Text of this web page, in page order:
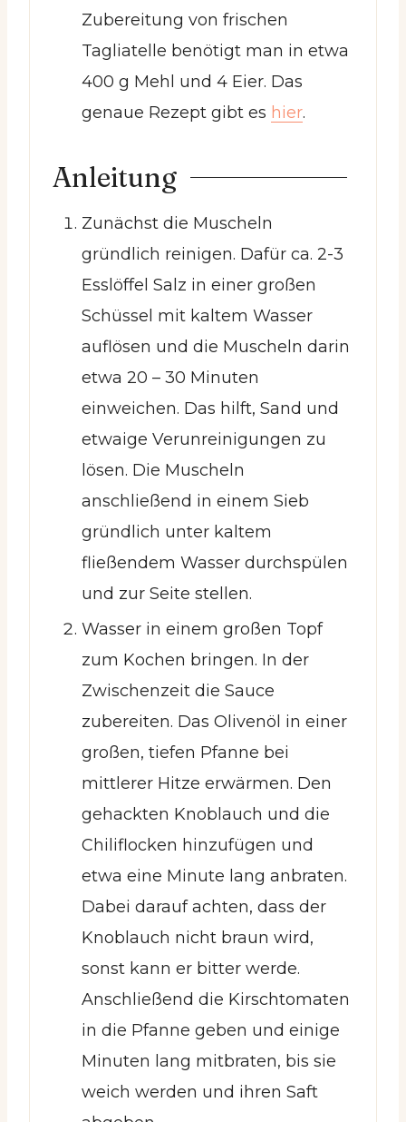
Zubereitung von frischen
Tagliatelle benötigt man in etwa
400 g Mehl und 4 Eier. Das
genaue Rezept gibt es hier.
Anleitung
Zunächst die Muscheln
gründlich reinigen. Dafür ca. 2-3
Esslöffel Salz in einer großen
Schüssel mit kaltem Wasser
auflösen und die Muscheln darin
etwa 20 – 30 Minuten
einweichen. Das hilft, Sand und
etwaige Verunreinigungen zu
lösen. Die Muscheln
anschließend in einem Sieb
gründlich unter kaltem
fließendem Wasser durchspülen
und zur Seite stellen.
Wasser in einem großen Topf
zum Kochen bringen. In der
Zwischenzeit die Sauce
zubereiten. Das Olivenöl in einer
großen, tiefen Pfanne bei
mittlerer Hitze erwärmen. Den
gehackten Knoblauch und die
Chiliflocken hinzufügen und
etwa eine Minute lang anbraten.
Dabei darauf achten, dass der
Knoblauch nicht braun wird,
sonst kann er bitter werde.
Anschließend die Kirschtomaten
in die Pfanne geben und einige
Minuten lang mitbraten, bis sie
weich werden und ihren Saft